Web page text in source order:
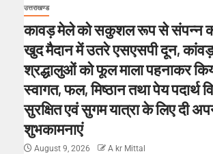
उत्तराखण्ड
कावड़ मेले को सकुशल रूप से संपन्न
खुद मैदान में उतरे एसएसपी दून,
श्रद्धालुओं को फूल माला पहनाकर
स्वागत, फल, मिष्ठान तथा पेय पदार्थ
सुरक्षित एवं सुगम यात्रा के लिए दी
शुभकामनाएं
August 9, 2026 A kr Mittal